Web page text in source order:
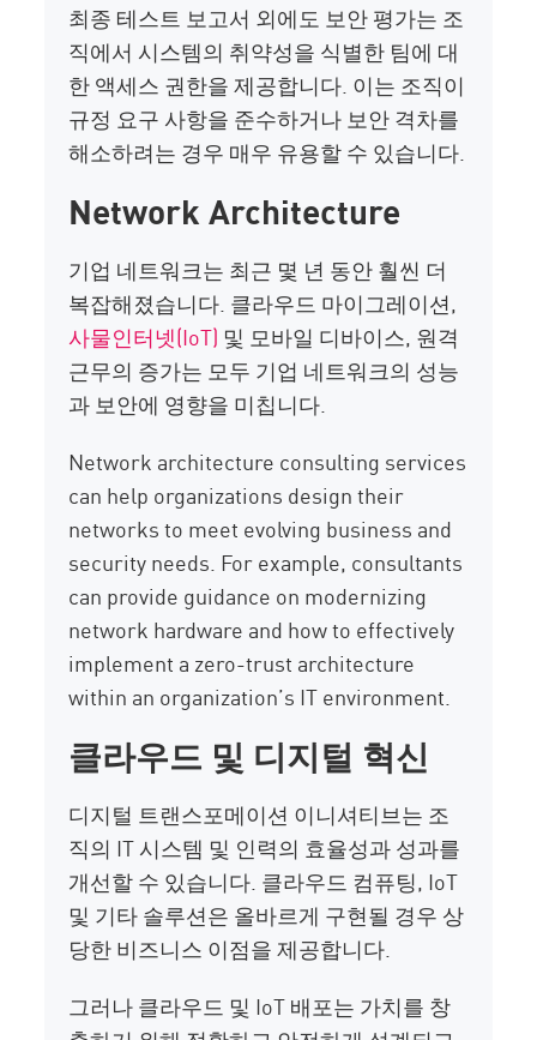
최종 테스트 보고서 외에도 보안 평가는 조
직에서 시스템의 취약성을 식별한 팀에 대
한 액세스 권한을 제공합니다. 이는 조직이
규정 요구 사항을 준수하거나 보안 격차를
해소하려는 경우 매우 유용할 수 있습니다.
Network Architecture
기업 네트워크는 최근 몇 년 동안 훨씬 더
복잡해졌습니다. 클라우드 마이그레이션,
사물인터넷(IoT) 및 모바일 디바이스, 원격
근무의 증가는 모두 기업 네트워크의 성능
과 보안에 영향을 미칩니다.
Network architecture consulting services
can help organizations design their
networks to meet evolving business and
security needs. For example, consultants
can provide guidance on modernizing
network hardware and how to effectively
implement a zero-trust architecture
within an organization’s IT environment.
클라우드 및 디지털 혁신
디지털 트랜스포메이션 이니셔티브는 조
직의 IT 시스템 및 인력의 효율성과 성과를
개선할 수 있습니다. 클라우드 컴퓨팅, IoT
및 기타 솔루션은 올바르게 구현될 경우 상
당한 비즈니스 이점을 제공합니다.
그러나 클라우드 및 IoT 배포는 가치를 창